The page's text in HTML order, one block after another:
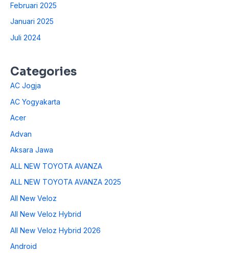
Februari 2025
Januari 2025
Juli 2024
Categories
AC Jogja
AC Yogyakarta
Acer
Advan
Aksara Jawa
ALL NEW TOYOTA AVANZA
ALL NEW TOYOTA AVANZA 2025
All New Veloz
All New Veloz Hybrid
All New Veloz Hybrid 2026
Android